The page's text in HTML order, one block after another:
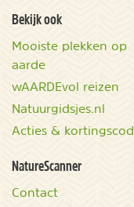
Bekijk ook
Mooiste plekken op
aarde
wAARDEvol reizen
Natuurgidsjes.nl
Acties &
NatureScanner
Contact